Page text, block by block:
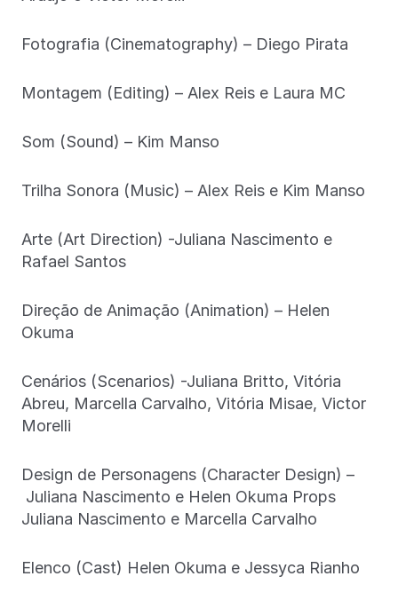
Fotografia (Cinematography) – Diego Pirata
Montagem (Editing) – Alex Reis e Laura MC
Som (Sound) – Kim Manso
Trilha Sonora (Music) – Alex Reis e Kim Manso
Arte (Art Direction) -Juliana Nascimento e
Rafael Santos
Direção de Animação (Animation) – Helen
Okuma
Cenários (Scenarios) -Juliana Britto, Vitória
Abreu, Marcella Carvalho, Vitória Misae, Victor
Morelli
Design de Personagens (Character Design) –
Juliana Nascimento e Helen Okuma Props
Juliana Nascimento e Marcella Carvalho
Elenco (Cast) Helen Okuma e Jessyca Rianho